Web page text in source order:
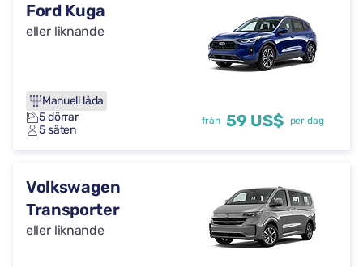
Ford Kuga
eller liknande
Manuell låda
5 dörrar
5 säten
från 59 US$ per dag
Volkswagen
Transporter
eller liknande